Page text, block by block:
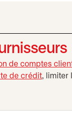
de comptes
de crédit, limiter